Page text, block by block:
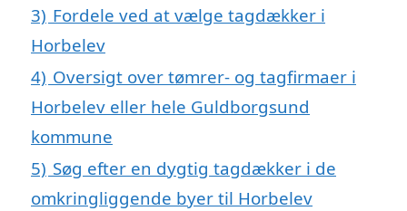
3) Fordele ved at vælge tagdækker i
Horbelev
4) Oversigt over tømrer- og tagfirmaer i
Horbelev eller hele Guldborgsund
kommune
5) Søg efter en dygtig tagdækker i de
omkringliggende byer til Horbelev